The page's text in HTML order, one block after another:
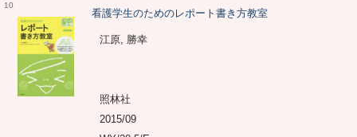
10
看護学生のためのレポート書き方教室
江原, 勝幸
照林社
2015/09